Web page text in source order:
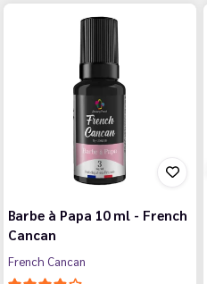
Barbe à Papa 10 ml - French
Cancan
French Cancan